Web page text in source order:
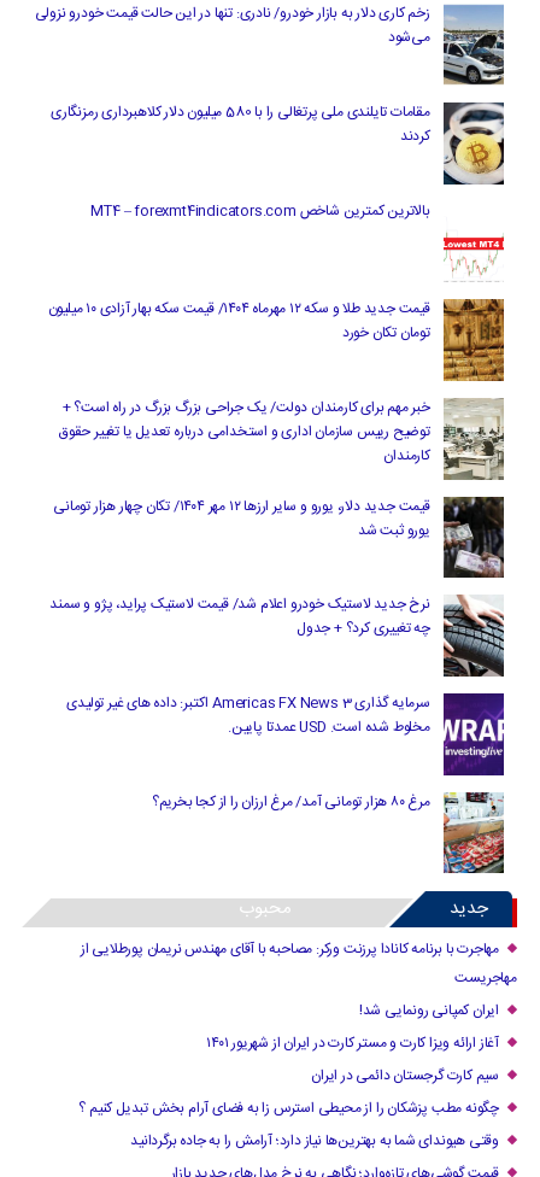
زخم کاری دلار به بازار خودرو/ نادری: تنها در این حالت قیمت خودرو نزولی
می‌شود
مقامات تایلندی ملی پرتغالی را با 580 میلیون دلار کلاهبرداری رمزنگاری
کردند
بالاترین کمترین شاخص MT4 – forexmt4indicators.com
قیمت جدید طلا و سکه ۱۲ مهرماه ۱۴۰۴/ قیمت سکه بهار آزادی ۱۰ میلیون
تومان تکان خورد
خبر مهم برای کارمندان دولت/ یک جراحی بزرگ بزرگ در راه است؟ +
توضیح رییس سازمان اداری و استخدامی درباره تعدیل یا تغییر حقوق
کارمندان
قیمت جدید دلار، یورو و سایر ارزها ۱۲ مهر ۱۴۰۴/ تکان چهار هزار تومانی
یورو ثبت شد
نرخ جدید لاستیک خودرو اعلام شد/ قیمت لاستیک پراید، پژو و سمند
چه تغییری کرد؟ + جدول
سرمایه گذاری Americas FX News 3 اکتبر: داده های غیر تولیدی
مخلوط شده است. USD عمدتا پایین.
مرغ ۸۰ هزار تومانی آمد/ مرغ ارزان را از کجا بخریم؟
جدید محبوب
مهاجرت با برنامه کانادا پرزنت ورکر: مصاحبه با آقای مهندس نریمان پورطلایی از
مهاجریست
ایران کمپانی رونمایی شد!
آغاز ارائه ویزا کارت و مستر کارت در ایران از شهریور ۱۴۰۱
سیم کارت گرجستان دائمی در ایران
چگونه مطب پزشکان را از محیطی استرس زا به فضای آرام بخش تبدیل کنیم ؟
وقتی هیوندای شما به بهترین‌ها نیاز دارد؛ آرامش را به جاده برگردانید